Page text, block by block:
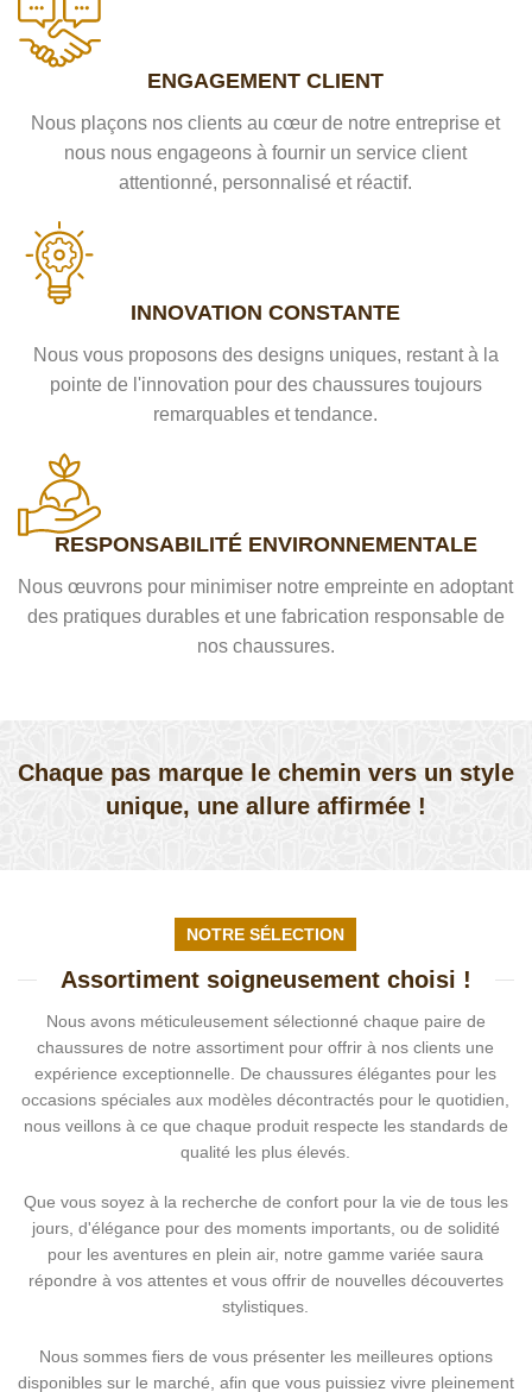
ENGAGEMENT CLIENT
Nous plaçons nos clients au cœur de notre entreprise et
nous nous engageons à fournir un service client
attentionné, personnalisé et réactif.
INNOVATION CONSTANTE
Nous vous proposons des designs uniques, restant à la
pointe de l'innovation pour des chaussures toujours
remarquables et tendance.
RESPONSABILITÉ ENVIRONNEMENTALE
Nous œuvrons pour minimiser notre empreinte en adoptant
des pratiques durables et une fabrication responsable de
nos chaussures.
Chaque pas marque le chemin vers un style
unique, une allure affirmée !
NOTRE SÉLECTION
Assortiment soigneusement choisi !
Nous avons méticuleusement sélectionné chaque paire de
chaussures de notre assortiment pour offrir à nos clients une
expérience exceptionnelle. De chaussures élégantes pour les
occasions spéciales aux modèles décontractés pour le quotidien,
nous veillons à ce que chaque produit respecte les standards de
qualité les plus élevés.
Que vous soyez à la recherche de confort pour la vie de tous les
jours, d'élégance pour des moments importants, ou de solidité
pour les aventures en plein air, notre gamme variée saura
répondre à vos attentes et vous offrir de nouvelles découvertes
stylistiques.
Nous sommes fiers de vous présenter les meilleures options
disponibles sur le marché, afin que vous puissiez vivre pleinement